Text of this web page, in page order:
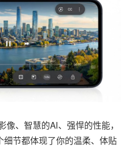
、智慧的AI、强悍的性能，
细节都体现了你的温柔、体贴